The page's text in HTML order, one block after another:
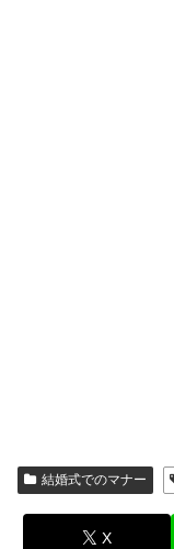
結婚式でのマナー
X